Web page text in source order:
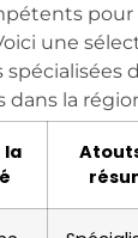
une
dans la
la